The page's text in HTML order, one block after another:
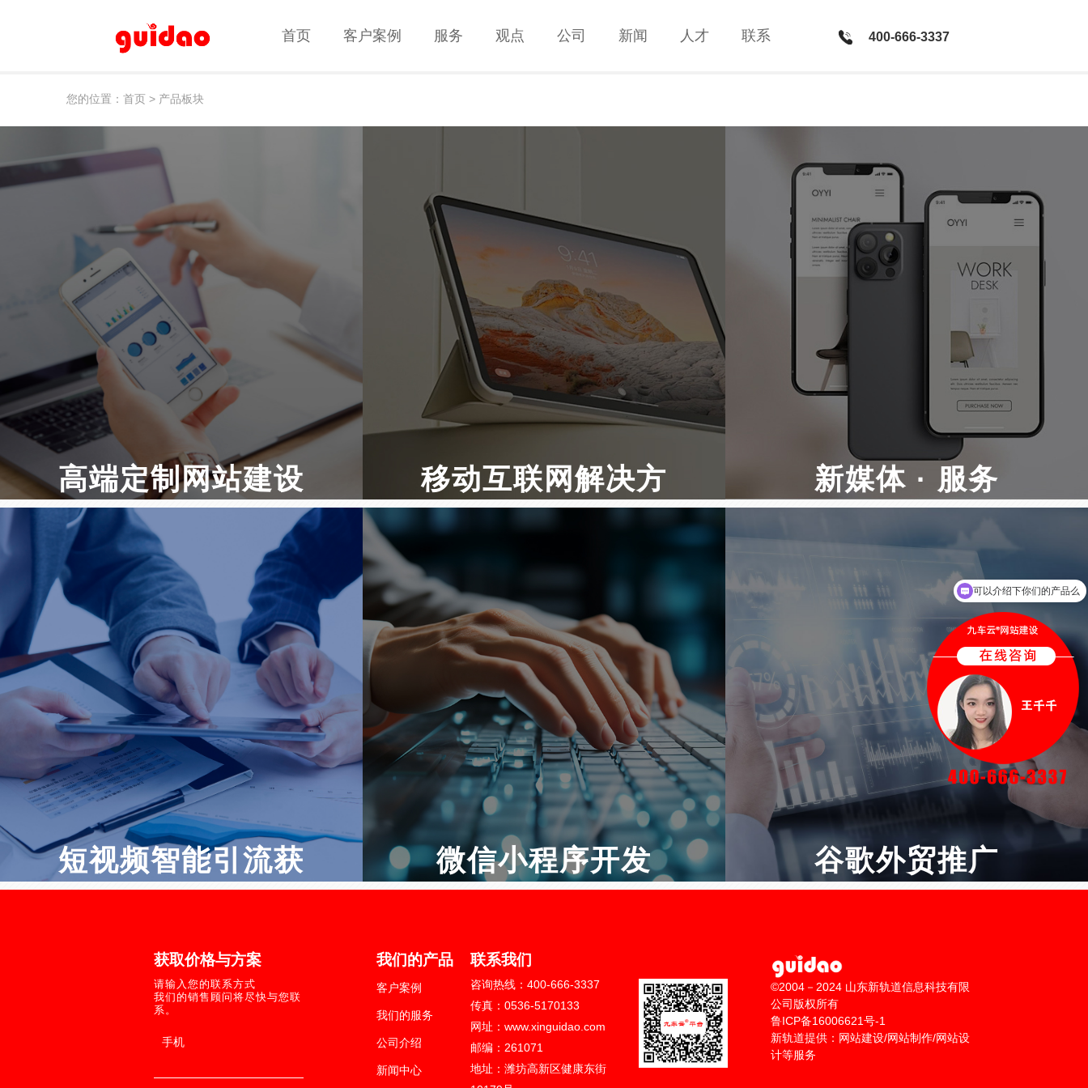
首页 客户案例 服务 观点 公司 新闻 人才 联系 400-666-3337
首页 客户案例 服务 观点 公司 新闻 人才 联系 400-666-3337
高端定制网站建设
品牌官网 · 集团网站 · 营销型网站 · 响应式网站建设 · 电子
商务平台 · 业务系统定制
移动互联网解决方案
手机网站建设 ·APP开发 · H5页面设计开发
新媒体 · 服务
微官网建设 · PC网站和微信平台整合方案 · 微信公众号运
营 · H5社交游戏开发
短视频智能引流获客系统
微官网建设 · PC网站和微信平台整合方案
微信小程序开发
短视频精 · 准营销工具
谷歌外贸推广
搜索引擎营销（SEM）· 国际化社交媒体营销（SNS）· 全
球商机获取
您的位置：首页 > 产品板块
高端定制网站建设
品牌官网 · 集团网站 · 营销型网站 · 响应式
网站建设 · 电子商务平台 · 业务系统定制
移动互联网解决方
案
新媒体 · 服务
短视频智能引流获
微官网建设 · PC网站和微信平台整合方案
微信小程序开发 谷歌外贸推广
地址：潍坊高新区健康东街10179号
服务热线：400-666-3337
新轨道提供：网站建设/网站制作/网站设计等服务
获取价格与方案
请输入您的联系方式
我们的销售顾问将尽快与您联
系。
手机
我们的产品
客户案例
我们的服务
公司介绍
新闻中心
联系我们
咨询热线：400-666-3337
传真：0536-5170133
网址：www.xinguidao.com
邮编：261071
地址：潍坊高新区健康东街
©2004－2024 山东新轨道信息科技有限
公司版权所有
鲁ICP备16006621号-1
新轨道提供：网站建设/网站制作/网站设
计等服务
可以介绍下你们的产品么
你们是怎么收费的呢